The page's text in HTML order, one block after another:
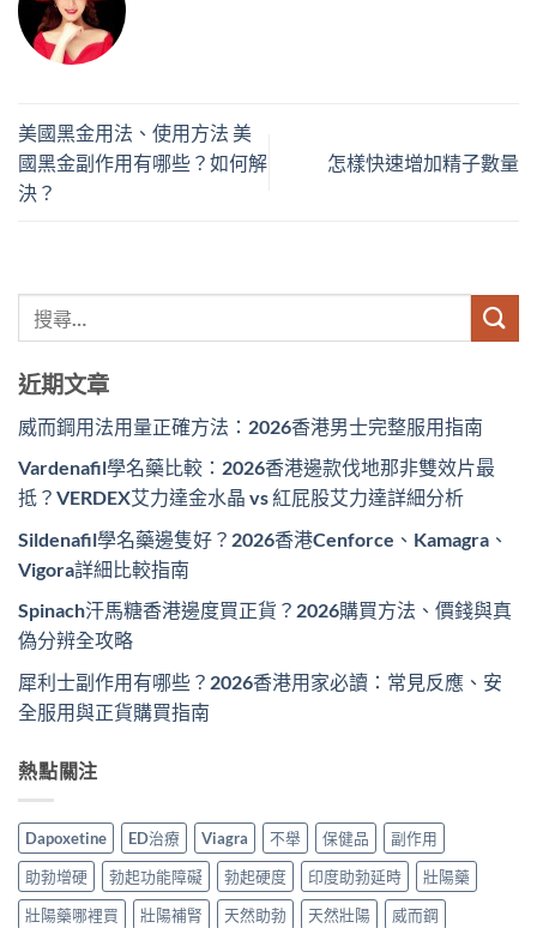
美國黑金用法、使用方法 美
國黑金副作用有哪些？如何解
決？
怎樣快速增加精子數量
近期文章
威而鋼用法用量正確方法：2026香港男士完整服用指南
Vardenafil學名藥比較：2026香港邊款伐地那非雙效片最
抵？VERDEX艾力達金水晶 vs 紅屁股艾力達詳細分析
Sildenafil學名藥邊隻好？2026香港Cenforce、Kamagra、
Vigora詳細比較指南
Spinach汗馬糖香港邊度買正貨？2026購買方法、價錢與真
偽分辨全攻略
犀利士副作用有哪些？2026香港用家必讀：常見反應、安
全服用與正貨購買指南
熱點關注
Dapoxetine ED治療 Viagra 不舉 保健品
副作用
助勃增硬
勃起功能障礙 勃起硬度 印度助勃延時
壯陽藥
壯陽藥哪裡買
壯陽補腎 天然助勃 天然壯陽 威而鋼